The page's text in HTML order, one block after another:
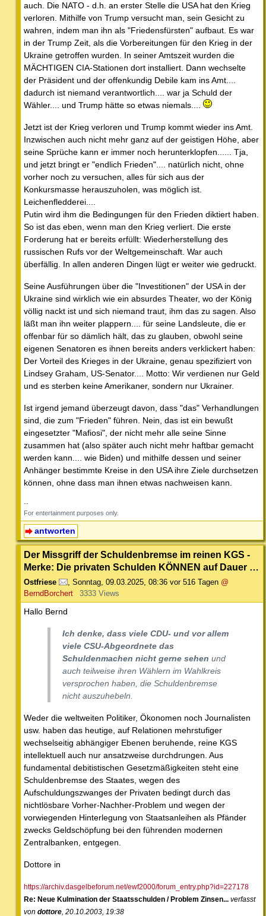
auch. Die NATO - d.h. an erster Stelle die USA hat den Krieg
verloren. Mithilfe von Trump versucht man, sein Gesicht zu
wahren, indem man ihn als "Friedensfürsten" aufbaut. Es war
in der Trump Zeit, als die Vorbereitungen für den Krieg in der
Ukraine getroffen wurden. In seiner Amtszeit wurden die
MÄCHTIGEN CIA-Stationen dort installiert. Dann wechselte
der Präsident und der offenkundig Debile kam ins Amt....
dadurch ist niemand verantwortlich.... war ja Schuld der
Wähler.... und Trump hätte so etwas niemals....
Jetzt ist der Krieg verloren und Trump kommt wieder ins Amt.
Inzwischen auch nicht mehr ganz auf der geistigen Höhe, aber
seine Sprüche kann er immer noch herunterklopfen...... Tja,
und jetzt bringt er "endlich Frieden".... natürlich nicht, ohne
vorher noch zu versuchen, alles für sich aus der
Konkursmasse herauszuholen, was möglich ist.
Leichenfledderei....
Putin wird ihm die Bedingungen für den Frieden diktiert haben.
So ist das eben, wenn man den Krieg verliert. Die erste
Forderung hat er bereits erfüllt: Wiederherstellung des
russischen Rufs vor der Weltgemeinschaft. War auch
überfällig. In allen anderen Dingen lügt er weiter wie gedruckt.
Seine Ausführungen über die "Investitionen" der USA in der
Ukraine sind wirklich wie ein absurdes Theater, wo der König
völlig nackt ist und sich niemand traut, ihm das zu sagen. Also
läßt man ihn weiter plappern.... für seine Landsleute, die er
offenbar für so dämlich hält, das zu glauben, obwohl seine
eigenen Senatoren es ihnen bereits anders verklickert haben:
Der Vorteil des Krieges in der Ukraine, genau spezifiziert von
Lindsey Graham, US-Senator.... Motto: Wir verdienen nur Geld
und es sterben keine Amerikaner, sondern nur Ukrainer.
Ist irgend jemand überzeugt davon, dass "das" Verhandlungen
sind, die zum "Frieden" führen. Nein, das ist ein bewußt
eingesetzter "Mafiosi", der nicht mehr alle seine Sinne
zusammen hat (also später auch nicht mehr haftbar gemacht
werden kann.... wie Biden) und mithilfe dessen und seiner
Anhänger bestimmte Kreise in den USA ihre Ziele durchsetzen
können, ohne dass man ihnen etwas nachweisen kann.
--
For entertainment purposes only.
antworten
Der Missgriff der Schuldenbremse im reinen KGS -
Merke: Die privaten Schulden KÖNNEN auf Dauer …
Ostfriese , Sonntag, 09.03.2025, 08:36 vor 516 Tagen @
BerndBorchert
3333 Views
Hallo Bernd
Ich denke, dass viele CDU- und vor allem
viele CSU-Abgeordnete das
Schuldenmachen nicht gerne sehen und
auch teilweise ihren Wählern im Wahlkreis
versprochen haben, die Schuldenbremse
nicht auszuhebeln.
Weder die weltweiten Politiker, Ökonomen noch Journalisten
usw. haben das heutige, auf Relationen mehrstufiger
wechselseitig abhängiger Ebenen beruhende, reine KGS
intellektuell auch nur ansatzweise durchdrungen. Aus
fundamental debitistischen Gesetzmäßigkeiten steht eine
Schuldenbremse des Staates, wegen des
Aufschuldungszwanges der Privaten bedingt durch das
nichtlösbare Vorher-Nachher-Problem und wegen der
vorwiegenden Hinterlegung von Staatsanleihen als Pfänder
zwecks Geldschöpfung bei den führenden modernen
Zentralbanken, entgegen.
Dottore in
https://archiv.dasgelbeforum.net/ewf2000/forum_entry.php?id=227178
Re: Neue Kulmination der Staatsschulden / Problem Zinsen... verfasst
von dottore , 20.10.2003, 19:38